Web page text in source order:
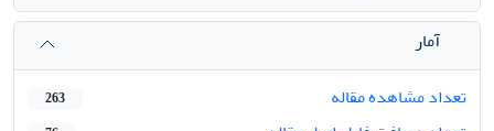
آمار
تعداد مشاهده مقاله
263